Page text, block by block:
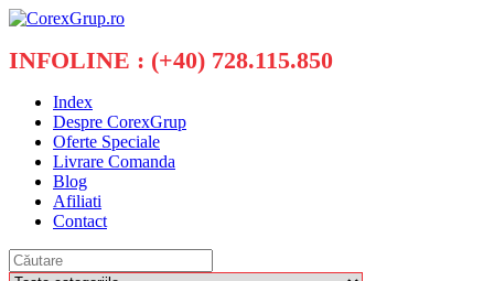
INFOLINE : (+40) 728.115.850
Index
Despre CorexGrup
Oferte Speciale
Livrare Comanda
Blog
Afiliati
Contact